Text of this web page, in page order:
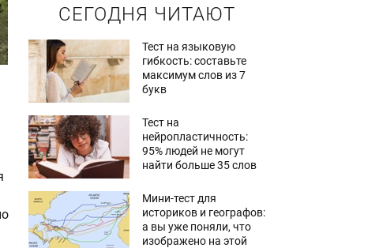
СЕГОДНЯ ЧИТАЮТ
Тест на языковую
гибкость: составьте
максимум слов из 7
букв
Тест на
нейропластичность:
95% людей не могут
найти больше 35 слов
Мини-тест для
историков и географов:
а вы уже поняли, что
изображено на этой